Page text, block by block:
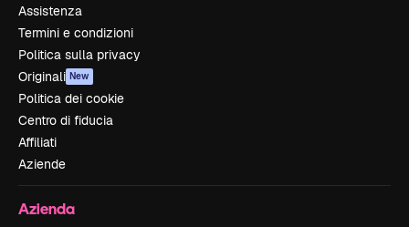
Assistenza
Termini e condizioni
Politica sulla privacy
Originali New
Politica dei cookie
Centro di fiducia
Affiliati
Aziende
Azienda